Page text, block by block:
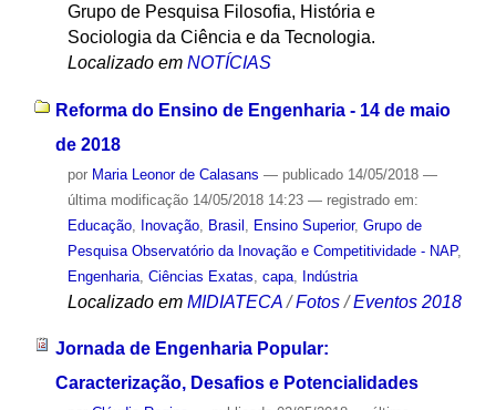
Grupo de Pesquisa Filosofia, História e
Sociologia da Ciência e da Tecnologia.
Localizado em NOTÍCIAS
Reforma do Ensino de Engenharia - 14 de maio
de 2018
por Maria Leonor de Calasans — publicado14/05/2018 —
última modificação14/05/2018 14:23 — registrado em:
Educação, Inovação, Brasil Ensino Superior, Grupo de
Pesquisa Observatório da Inovação e Competitividade - NAP,
Engenharia, Ciências Exatas capa, Indústria
Localizado em MIDIATECA /Fotos /Eventos 2018
Jornada de Engenharia Popular:
Caracterização, Desafios e Potencialidades